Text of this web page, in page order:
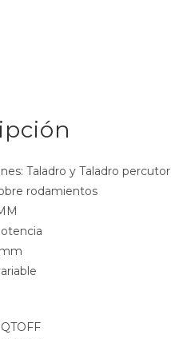
Taladro y Taladro percutor
rodamientos